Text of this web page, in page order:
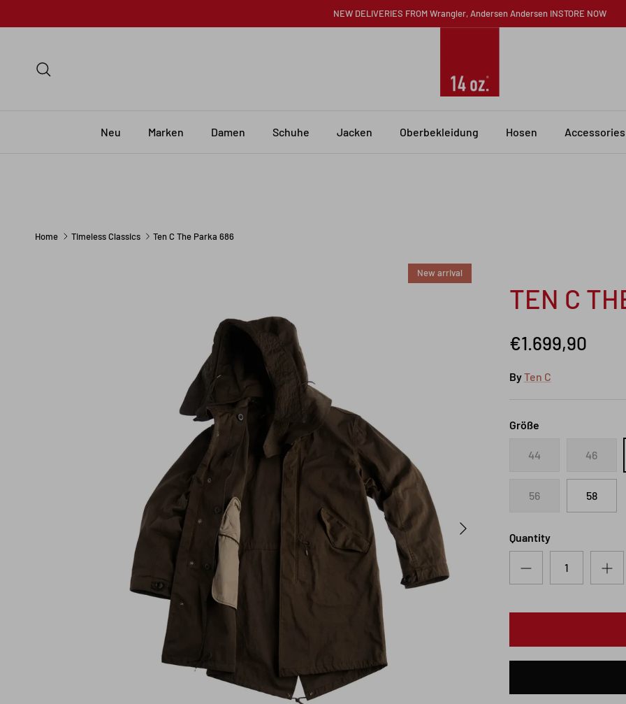
NEW DELIVERIES FROM Wrangler, Andersen Andersen INSTORE NOW
Neu Marken Damen Schuhe Jacken Oberbekleidung Hosen Accessories
Home Timeless Classics Ten C The Parka 686
Next
New arrival
TEN C
€1.699,90
ByTen C
Größe
44 46
56 58
Quantity